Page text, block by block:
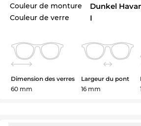
Les lignes expressives sont
lunettes de marques offrent
UV400
optimale pour vos yeux.
Si cela sont vos lunettes
commandez en toute sécurité.
Couleur de monture Dunkel
Couleur de verre I
Dimension des verres
60 mm
Largeur du pont
16 mm